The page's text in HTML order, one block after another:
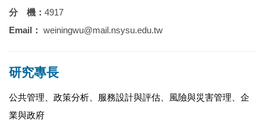
著作目錄
學術及行政服務
回教師總覽
分 機： 4917
Email： weiningwu@mail.nsysu.edu.tw
研究專長
公共管理、政策分析、服務設計與評估、風險與災害管理、企
業與政府